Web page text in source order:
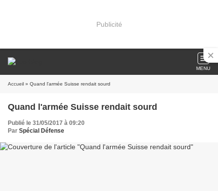
Publicité
MENU
Accueil » Quand l'armée Suisse rendait sourd
Quand l'armée Suisse rendait sourd
Publié le 31/05/2017 à 09:20
Par Spécial Défense